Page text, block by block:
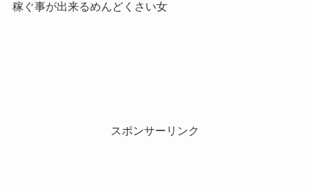
稼ぐ事が出来るめんどくさい女
スポンサーリンク